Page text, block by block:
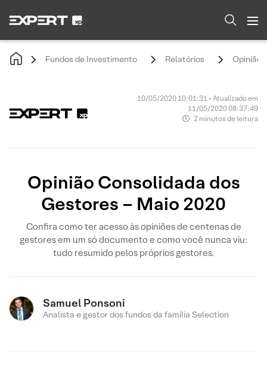
Fundos de Investimento Relatórios Opinião
10/05/2020 10:01:31 • Atualizado em
11/05/2020 08:37:49
2 minutos de leitura
Opinião Consolidada dos
Gestores – Maio 2020
Confira como ter acesso às opiniões de centenas de
gestores em um só documento e como você nunca viu:
tudo resumido pelos próprios gestores.
Samuel Ponsoni
Analista e gestor dos fundos da família Selection